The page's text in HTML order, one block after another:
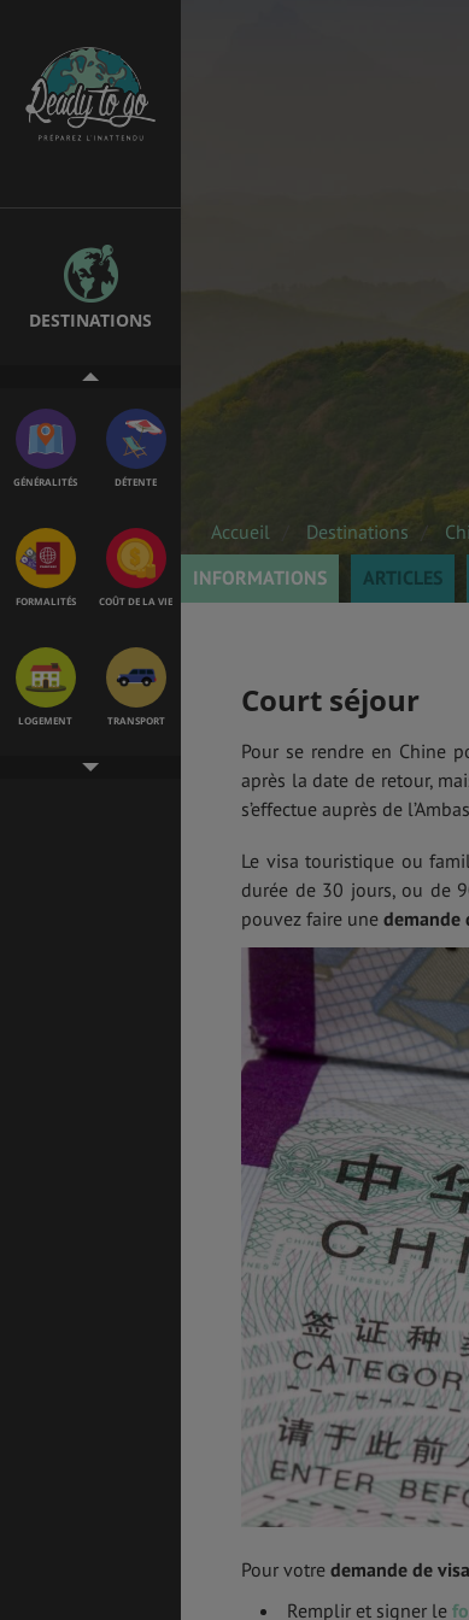
DESTINATIONS
EMPLOIS &
STAGES
BONS PLANS
GÉNÉRALITÉS DÉTENTE
FORMALITÉS COÛT DE LA VIE
LOGEMENT TRANSPORT
Accueil Destinations
INFORMATIONS
ARTICLES
Court séjour
Pour se rendre en Chine
après la date de retour,
s’effectue auprès de
Le visa touristique ou
durée de 30 jours, ou de
pouvez faire une demande
Pour votre demande de
Remplir et signer le